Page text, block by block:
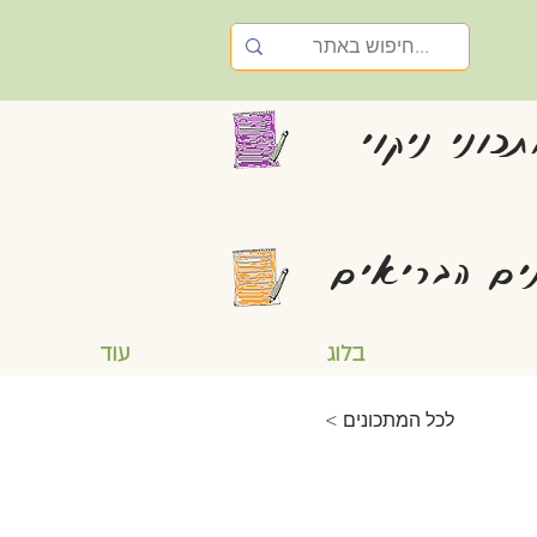
ניקוי
הבריאים
בלוג עוד
< לכל המתכונים